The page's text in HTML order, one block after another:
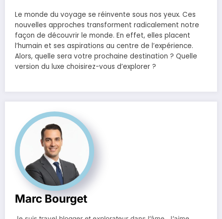
Le monde du voyage se réinvente sous nos yeux. Ces
nouvelles approches transforment radicalement notre
façon de découvrir le monde. En effet, elles placent
l’humain et ses aspirations au centre de l’expérience.
Alors, quelle sera votre prochaine destination ? Quelle
version du luxe choisirez-vous d’explorer ?
Marc Bourget